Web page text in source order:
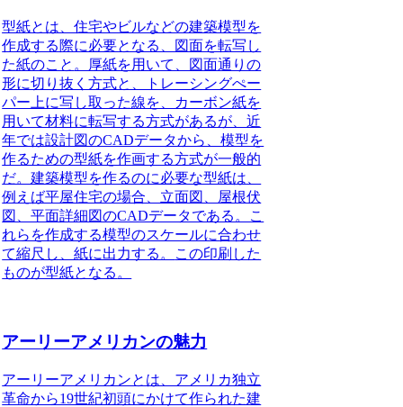
型紙とは、住宅やビルなどの建築模型を
作成する際に必要となる、図面を転写し
た紙のこと 。厚紙を用いて、図面通りの
形に切り抜く方式と、トレーシングぺー
パー上に写し取った線を、カーボン紙を
用いて材料に転写する方式があるが、近
年では設計図のCADデータから、模型を
作るための型紙を作画する方式が一般的
だ。建築模型を作るのに必要な型紙は、
例えば平屋住宅の場合、立面図、屋根伏
図、平面詳細図のCADデータである。こ
れらを作成する模型のスケールに合わせ
て縮尺し、紙に出力する。
この印刷した
ものが型紙となる 。
アーリーアメリカンの魅力
アーリーアメリカンとは、アメリカ独立
革命から19世紀初頭にかけて作られた建